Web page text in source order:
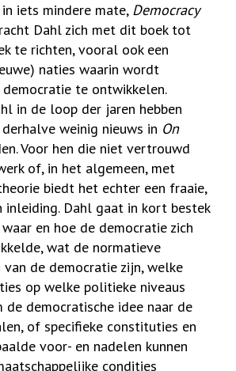
iets mindere mate, Democracy
Dahl zich met dit boek tot
te richten, vooral ook een
naties waarin wordt
democratie te ontwikkelen.
in de loop der jaren hebben
weinig nieuws in On
Voor hen die niet vertrouwd
of, in het algemeen, met
biedt het echter een fraaie,
inleiding. Dahl gaat in kort bestek
en hoe de democratie zich
wat de normatieve
de democratie zijn, welke
op welke politieke niveaus
de democratische idee naar de
of specifieke constituties en
voor- en nadelen kunnen
condities